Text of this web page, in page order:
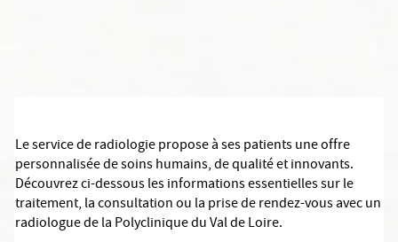
Le service de radiologie propose à ses patients une offre
personnalisée de soins humains, de qualité et innovants.
Découvrez ci-dessous les informations essentielles sur le
traitement, la consultation ou la prise de rendez-vous avec un
radiologue de la Polyclinique du Val de Loire.